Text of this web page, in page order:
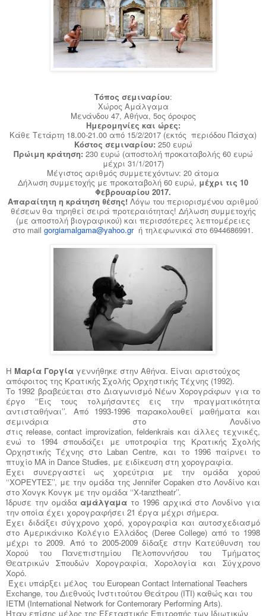
Τόπος σεμιναρίου:
Χώρος Αμάλγαμα
Μενάνδου 47, Αθήνα, 5ος όροφος
Ημερομηνίες και ώρες:
Κάθε Τετάρτη 18.00-21.00 από 15/2/2017 (εκτός περιόδου Πάσχα)
Κόστος σεμιναρίου: 250 ευρώ
Πρώιμη κράτηση: 230 ευρώ (αποστολή προκαταβολής 60 ευρώ
μέχρι 31/1/2017)
Μέγιστος αριθμός συμμετεχόντων: 20 άτομα
Δήλωση συμμετοχής με προκαταβολή 60 ευρώ, μέχρι τις 10
Φεβρουαρίου 2017.
Απαραίτητη η κράτηση θέσης! Λόγω του περιορισμένου αριθμού
θέσεων θα τηρηθεί σειρά προτεραιότητας! Δήλωση συμμετοχής
(με αποστολή βιογραφικού) και περισσότερες λεπτομέρειες
στο mail gorgiamalgama@yahoo.grή τηλεφωνικά στο 6944686991.
Η Μαρία Γοργία γεννήθηκε στην Αθήνα. Είναι αριστούχος
απόφοιτος της Κρατικής Σχολής Ορχηστικής Τέχνης (1992).
Το 1992 βραβεύεται στο Διαγωνισμό Νέων Χορογράφων για το
έργο ‘‘Εις τους τολμήσαντες εις την πραγματικότητα
αντισταθήναι’’. Από 1993-1996 παρακολουθεί μαθήματα και
σεμινάρια στο Λονδίνο
στις release,contact improvization,feldenkrais και άλλες τεχνικές,
ενώ το 1994 σπουδάζει με υποτροφία της Κρατικής Σχολής
Ορχηστικής Τέχνης στο Laban Centre, και το 1996 παίρνει το
πτυχίο MA in Dance Studies, με ειδίκευση στη χορογραφία.
Έχει συνεργαστεί ως χορεύτρια με την ομάδα χορού
‘‘ΧΟΡΕΥΤΕΣ’’, με την ομάδα της Jennifer Copaken στο Λονδίνο και
στο Χονγκ Κονγκ με την ομάδα ‘‘X-tanztheatr’’.
Ίδρυσε την ομάδα αμάλγαμα το 1996 αρχικά στο Λονδίνο για
την οποία έχει χορογραφήσει 21 έργα μέχρι σήμερα.
Έχει διδάξει σύγχρονο χορό, χορογραφία και αυτοσχεδιασμό
στο Αμερικάνικο Κολέγιο Ελλάδος (Deree College) από το 1998
μέχρι το 2009. Από το 2005-2009 δίδαξε στην Κατεύθυνση του
Χορού του Πανεπιστημίου Πελοποννήσου του Τμήματος
Θεατρικών Σπουδών Χορογραφία, Χορολογία και Σύγχρονο
Χορό.
Έχει υπάρξει μέλος του European Contact International Teachers
Exchange, του Διεθνούς Ινστιτούτου Θεάτρου (ΙΤΙ) καθώς και του
ΙΕΤΜ (International Network for Contemorary Performing Arts).
Ήταν επίσης μέλος της Εξεταστικής Επιτροπής των Ιδιωτικών